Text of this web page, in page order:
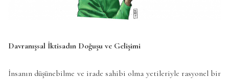
Davranışsal İktisadın Doğuşu ve Gelişimi
İnsanın düşünebilme ve irade sahibi olma yetileriyle rasyonel bir